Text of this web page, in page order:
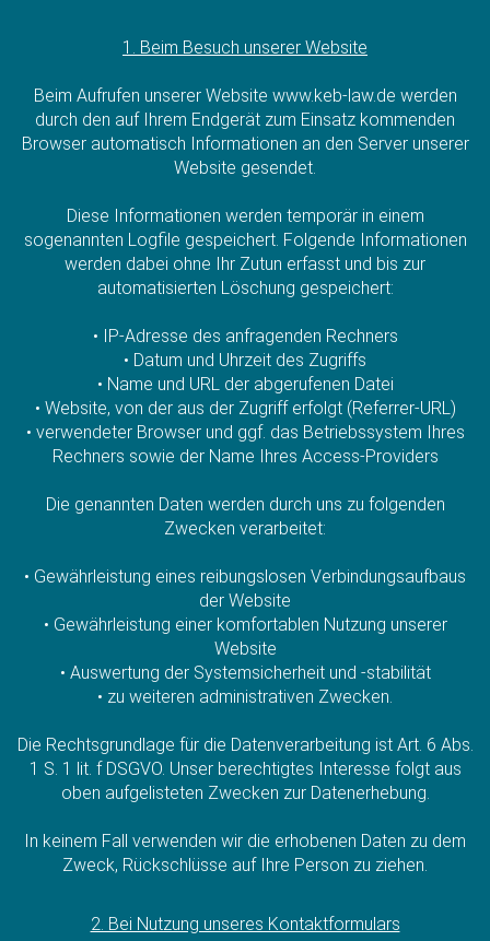
1. Beim Besuch unserer Website
Beim Aufrufen unserer Website www.keb-law.de werden
durch den auf Ihrem Endgerät zum Einsatz kommenden
Browser automatisch Informationen an den Server unserer
Website gesendet.
Diese Informationen werden temporär in einem
sogenannten Logfile gespeichert. Folgende Informationen
werden dabei ohne Ihr Zutun erfasst und bis zur
automatisierten Löschung gespeichert:
• IP-Adresse des anfragenden Rechners
• Datum und Uhrzeit des Zugriffs
• Name und URL der abgerufenen Datei
• Website, von der aus der Zugriff erfolgt (Referrer-URL)
• verwendeter Browser und ggf. das Betriebssystem Ihres
Rechners sowie der Name Ihres Access-Providers
Die genannten Daten werden durch uns zu folgenden
Zwecken verarbeitet:
• Gewährleistung eines reibungslosen Verbindungsaufbaus
der Website
• Gewährleistung einer komfortablen Nutzung unserer
Website
• Auswertung der Systemsicherheit und -stabilität
• zu weiteren administrativen Zwecken.
Die Rechtsgrundlage für die Datenverarbeitung ist Art. 6 Abs.
1 S. 1 lit. f DSGVO. Unser berechtigtes Interesse folgt aus
oben aufgelisteten Zwecken zur Datenerhebung.
In keinem Fall verwenden wir die erhobenen Daten zu dem
Zweck, Rückschlüsse auf Ihre Person zu ziehen.
2. Bei Nutzung unseres Kontaktformulars